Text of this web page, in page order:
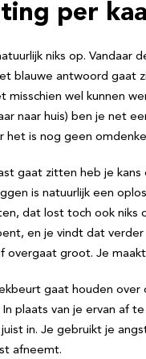
per
niks op.
blauwe antwoord gaat
misschien wel kunnen
naar huis) ben je net
het is nog geen
gaat zitten heb je
is natuurlijk een
dat lost toch ook niks
en je vindt dat
overgaat groot. Je
gaat houden over
plaats van je ervan af
in. Je gebruikt je
afneemt.